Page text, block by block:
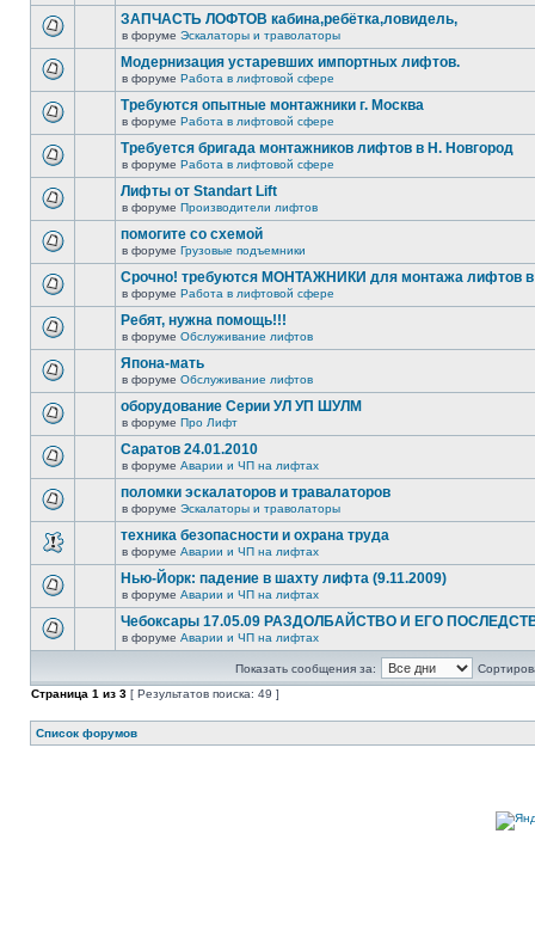
ЗАПЧАСТЬ ЛОФТОВ кабина,ребётка,ловидель,
в форуме Эскалаторы и траволаторы
Модернизация устаревших импортных лифтов.
в форуме Работа в лифтовой сфере
Требуются опытные монтажники г. Москва
в форуме Работа в лифтовой сфере
Требуется бригада монтажников лифтов в Н. Новгород
в форуме Работа в лифтовой сфере
Лифты от Standart Lift
в форуме Производители лифтов
помогите со схемой
в форуме Грузовые подъемники
Срочно! требуются МОНТАЖНИКИ для монтажа лифтов в
в форуме Работа в лифтовой сфере
Ребят, нужна помощь!!!
в форуме Обслуживание лифтов
Япона-мать
в форуме Обслуживание лифтов
оборудование Серии УЛ УП ШУЛМ
в форуме Про Лифт
Саратов 24.01.2010
в форуме Аварии и ЧП на лифтах
поломки эскалаторов и травалаторов
в форуме Эскалаторы и траволаторы
техника безопасности и охрана труда
в форуме Аварии и ЧП на лифтах
Нью-Йорк: падение в шахту лифта (9.11.2009)
в форуме Аварии и ЧП на лифтах
Чебоксары 17.05.09 РАЗДОЛБАЙСТВО И ЕГО
в форуме Аварии и ЧП на лифтах
Показать сообщения за:
Страница 1 из 3 [ Результатов поиска: 49 ]
Список форумов